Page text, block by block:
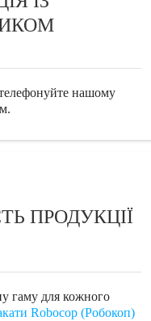
нашому
ПРОДУКЦІЇ
гаму для кожного
Robocop (Робокоп)